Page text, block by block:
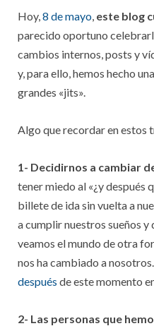
Hoy,8 de mayo, este blog
parecido oportuno
cambios internos, posts y
y, para ello, hemos hecho
grandes «jits».
Algo que recordar en estos
1- Decidirnos a cambiar
tener miedo al «¿y después
billete de ida sin vuelta a
a cumplir nuestros sueños
veamos el mundo de otra
nos ha cambiado a
después de este momento
2- Las personas que